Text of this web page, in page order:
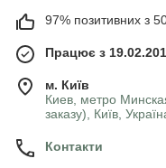
97% позитивних з
Працює з
м. Київ
Киев, метро
заказу), Київ,
Контакти